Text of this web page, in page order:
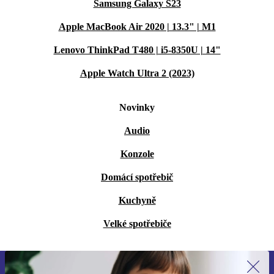
Samsung Galaxy S23
Apple MacBook Air 2020 | 13.3" | M1
Lenovo ThinkPad T480 | i5-8350U | 14"
Apple Watch Ultra 2 (2023)
Novinky
Audio
Konzole
Domácí spotřebič
Kuchyně
Velké spotřebiče